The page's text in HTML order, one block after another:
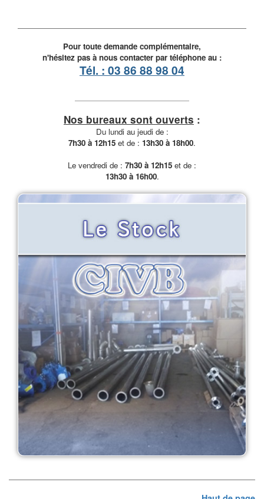
Pour toute demande complémentaire,
n'hésitez pas à nous contacter par téléphone au :
Tél. : 03 86 88 98 04
Nos bureaux sont ouverts :
Du lundi au jeudi de :
7h30 à 12h15 et de : 13h30 à 18h00.
Le vendredi de : 7h30 à 12h15 et de :
13h30 à 16h00.